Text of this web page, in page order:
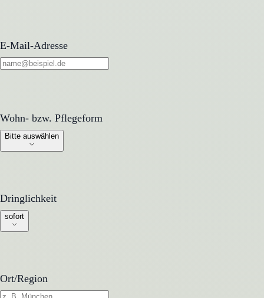
E-Mail-Adresse
Wohn- bzw. Pflegeform
Wohn- bzw. Pflegeform
Bitte auswählen
Dringlichkeit
Dringlichkeit
sofort
Ort/Region